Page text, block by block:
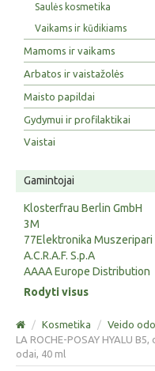
Saulės kosmetika
Vaikams ir kūdikiams
Mamoms ir vaikams
Arbatos ir vaistažolės
Maisto papildai
Gydymui ir profilaktikai
Vaistai
Gamintojai
Klosterfrau Berlin GmbH
3M
77Elektronika Muszeripari
A.C.R.A.F. S.p.A
AAAA Europe Distribution
Rodyti visus
/ Kosmetika / Veido
LA ROCHE-POSAY HYALU
odai, 40 ml